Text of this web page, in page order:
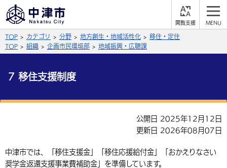
覧
支
やさしい日本語
ふりがなをつける
文字の大きさ
拡大 標準 縮小
サイト内検索
くらしの情報
TOP カテゴリ 分野 地方創生・地域活性化
移住・定住
TOP
組織 企画市民環境部 地域振興・広聴課
7 移住支援制度
公開日 2025年12月12日
更新日 2026年08月07日
中津市では、「移住支援金」「移住応援給付金」「おかえりなさい
奨学金返還支援事業費補助金」を準備しています。